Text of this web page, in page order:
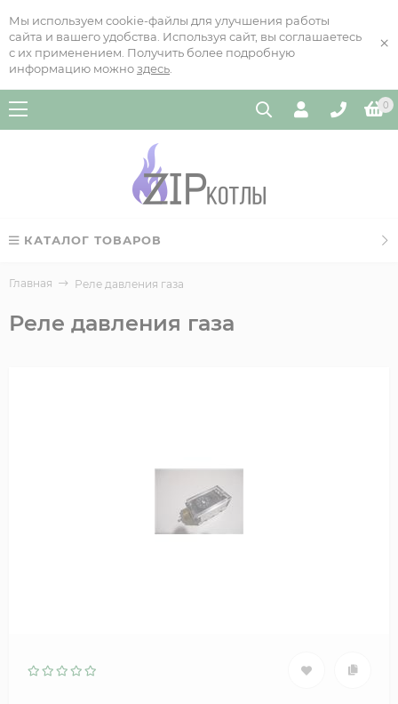
Мы используем cookie-файлы для улучшения работы
сайта и вашего удобства. Используя сайт, вы соглашаетесь
с их применением. Получить более подробную
информацию можно здесь
×
0
КАТАЛОГ ТОВАРОВ
Главная Реле давления газа
Реле давления газа